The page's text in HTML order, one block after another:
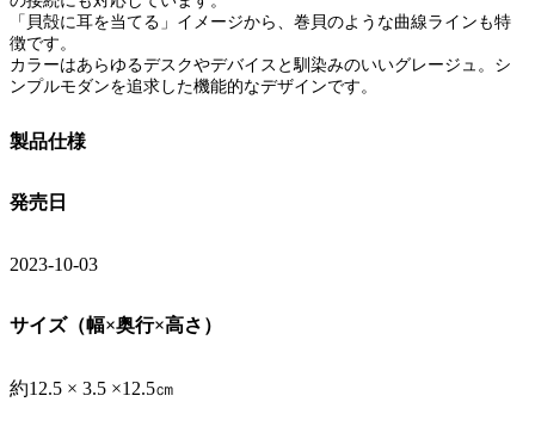
「貝殻に耳を当てる」イメージから、巻貝のような曲線ラインも特
徴です。
カラーはあらゆるデスクやデバイスと馴染みのいいグレージュ。シ
ンプルモダンを追求した機能的なデザインです。
製品仕様
発売日
2023-10-03
サイズ（幅×奥行×高さ）
約12.5 × 3.5 ×12.5㎝